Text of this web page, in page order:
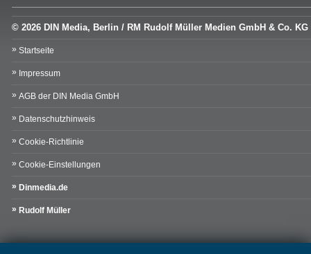
© 2026 DIN Media, Berlin / RM Rudolf Müller Medien GmbH & Co. KG
Startseite
Impressum
AGB der DIN Media GmbH
Datenschutzhinweis
Cookie-Richtlinie
Cookie-Einstellungen
Dinmedia.de
Rudolf Müller